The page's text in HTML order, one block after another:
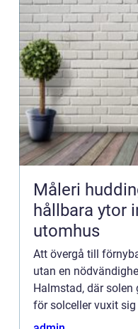
Måleri huddinge så
hållbara ytor
utomhus
Att övergå till
utan en
Halmstad, där solen
för solceller vuxit